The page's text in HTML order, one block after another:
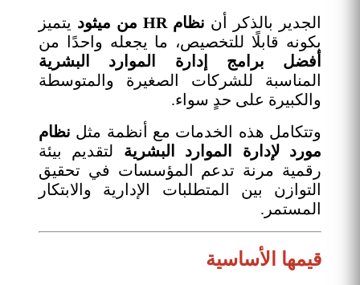
الجدير بالذكر أن نظام HR من ميثود
يتميز
بكونه قابلًا للتخصيص، ما يجعله واحدًا من
أفضل برامج إدارة الموارد البشرية
المناسبة للشركات الصغيرة والمتوسطة
والكبيرة على حدٍ سواء.
وتتكامل هذه الخدمات مع أنظمة مثل نظام
مورد لإدارة الموارد البشرية لتقديم بيئة
رقمية مرنة تدعم المؤسسات في تحقيق
التوازن بين المتطلبات الإدارية والابتكار
المستمر.
قيمها الأساسية